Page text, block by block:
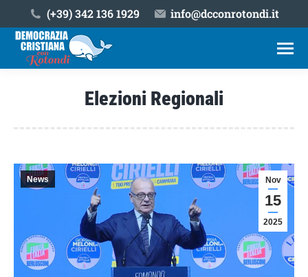
(+39) ‎342 136 1929 info@dcconrotondi.it
Elezioni Regionali
Nov
15
2025
News